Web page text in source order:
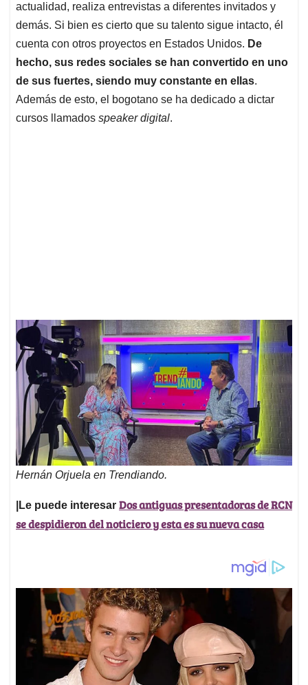
actualidad, realiza entrevistas a diferentes invitados y
demás. Si bien es cierto que su talento sigue intacto, él
cuenta con otros proyectos en Estados Unidos. De
hecho, sus redes sociales se han convertido en uno
de sus fuertes, siendo muy constante en ellas.
Además de esto, el bogotano se ha dedicado a dictar
cursos llamados speaker digital.
Hernán Orjuela en Trendiando.
|Le puede interesar Dos antiguas presentadoras de RCN
se despidieron del noticiero y esta es su nueva casa